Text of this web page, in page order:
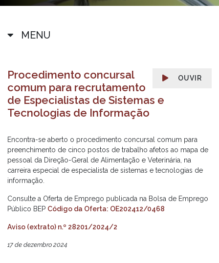
MENU
OUVIR
Procedimento concursal
comum para recrutamento
de Especialistas de Sistemas e
Tecnologias de Informação
Encontra-se aberto o procedimento concursal comum para
preenchimento de cinco postos de trabalho afetos ao mapa de
pessoal da Direção-Geral de Alimentação e Veterinária, na
carreira especial de especialista de sistemas e tecnologias de
informação.
Consulte a Oferta de Emprego publicada na Bolsa de Emprego
Público BEP Código da Oferta: OE202412/0468
Aviso (extrato) n.º 28201/2024/2
17 de dezembro 2024